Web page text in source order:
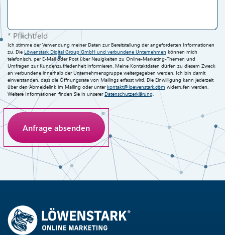
* Pflichtfeld
Ich stimme der Verwendung meiner Daten zur Bereitstellung der angeforderten Informationen
zu. Die Löwenstark Digital Group GmbH und verbundene Unternehmen können mich
telefonisch, per E-Mail oder Post über Neuigkeiten zu Online-Marketing-Themen und
Umfragen zur Kundenzufriedenheit informieren. Meine Kontaktdaten dürfen zu diesem Zweck
an verbundene innerhalb der Unternehmensgruppe weitergegeben werden. Ich bin damit
einverstanden, dass die Öffnungsrate von Mailings erfasst wird. Die Einwilligung kann jederzeit
über den Abmeldelink im Mailing oder unterkontakt@loewenstark.com widerrufen werden.
Weitere Informationen finden Sie in unserer Datenschutzerklärung
Anti-Roboter-Verifizierung
Hier klicken